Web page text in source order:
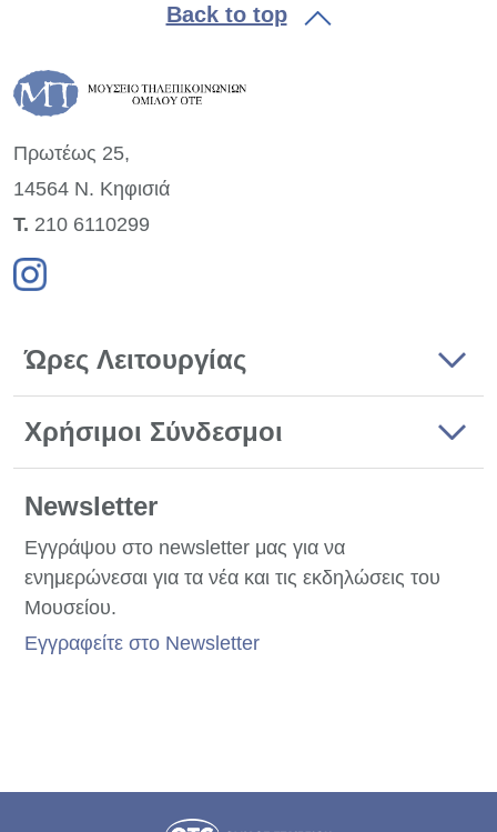
Back to top
Πρωτέως 25,
14564 Ν. Κηφισιά
Τ. 210 6110299
Ώρες Λειτουργίας
Χρήσιμοι Σύνδεσμοι
Newsletter
Εγγράψου στο newsletter μας για να
ενημερώνεσαι για τα νέα και τις εκδηλώσεις του
Μουσείου.
Εγγραφείτε στο Newsletter